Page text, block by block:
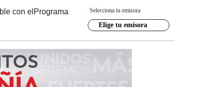
con el Programa Selecciona tu emisora
Elige tu emisora